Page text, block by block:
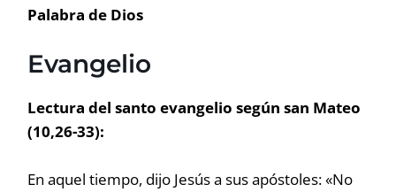
Palabra de Dios
Evangelio
Lectura del santo evangelio según san Mateo
(10,26-33):
En aquel tiempo, dijo Jesús a sus apóstoles: «No